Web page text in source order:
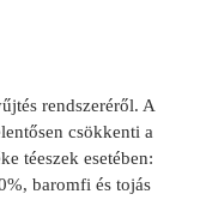
rendszeréről. A
csökkenti a
téeszek esetében:
baromfi és tojás